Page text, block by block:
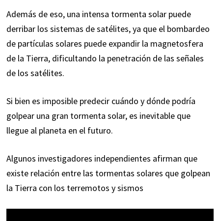
Además de eso, una intensa tormenta solar puede
derribar los sistemas de satélites, ya que el bombardeo
de partículas solares puede expandir la magnetosfera
de la Tierra, dificultando la penetración de las señales
de los satélites.
Si bien es imposible predecir cuándo y dónde podría
golpear una gran tormenta solar, es inevitable que
llegue al planeta en el futuro.
Algunos investigadores independientes afirman que
existe relación entre las tormentas solares que golpean
la Tierra con los terremotos y sismos